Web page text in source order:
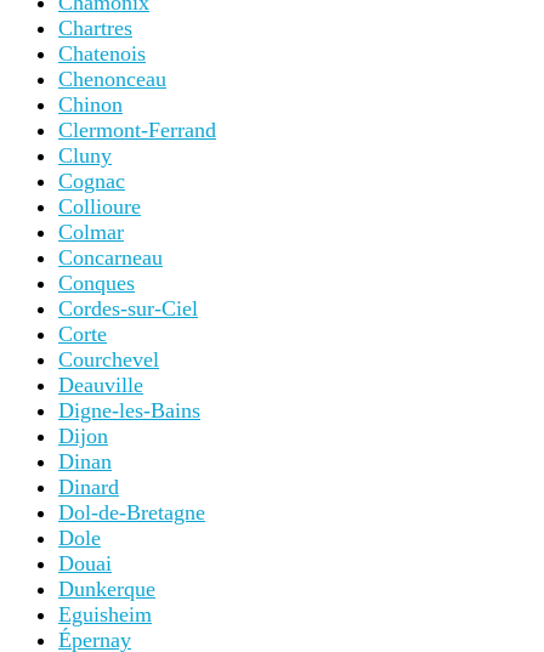
Chartres
Chatenois
Chenonceau
Chinon
Clermont-Ferrand
Cluny
Cognac
Collioure
Colmar
Concarneau
Conques
Cordes-sur-Ciel
Corte
Courchevel
Deauville
Digne-les-Bains
Dijon
Dinan
Dinard
Dol-de-Bretagne
Dole
Douai
Dunkerque
Eguisheim
Épernay